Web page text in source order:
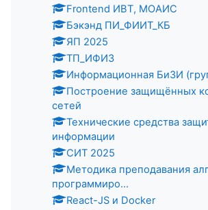
Frontend ИВТ, МОАИС
Бэкэнд ПИ_ФИИТ_КБ
ЯП 2025
ТП_ИФИЗ
Информационная БиЗИ
Построение защищённых
сетей
Технические средства
информации
СИТ 2025
Методика преподавания
программиро...
React-JS и Docker